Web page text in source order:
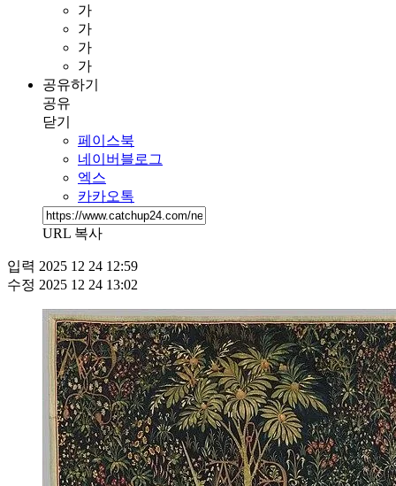
가
가
가
가
공유하기
공유
닫기
페이스북
네이버블로그
엑스
카카오톡
URL 복사
입력 2025 12 24 12:59
수정 2025 12 24 13:02